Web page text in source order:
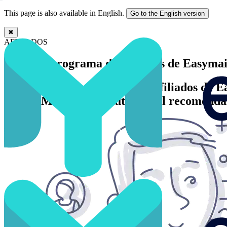
This page is also available in English. Go to the English version
✖
▷ Afiliados de Easymailing - Gana Dinero Promoviendo Email
AFILIADOS
Únete al programa de afiliados de
Únete gratis al programa de afiliados de
senior. Mejora tu reputación al